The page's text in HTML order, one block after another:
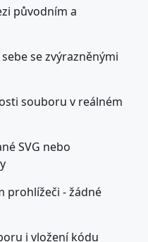
původním a
se zvýrazněnými
souboru v reálném
SVG nebo
prohlížeči - žádné
i vložení kódu